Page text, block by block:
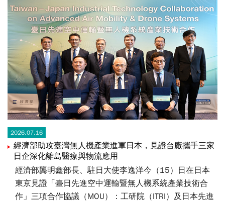
2026.07.16
經濟部助攻臺灣無人機產業進軍日本，見證台廠攜手三家
日企深化離島醫療與物流應用
經濟部龔明鑫部長、駐日大使李逸洋今（15）日在日本
東京見證「臺日先進空中運輸暨無人機系統產業技術合
作」三項合作協議（MOU）：工研院（ITRI）及日本先進